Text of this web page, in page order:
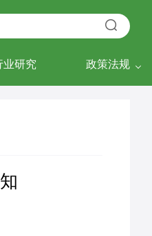
业研究 政策法规